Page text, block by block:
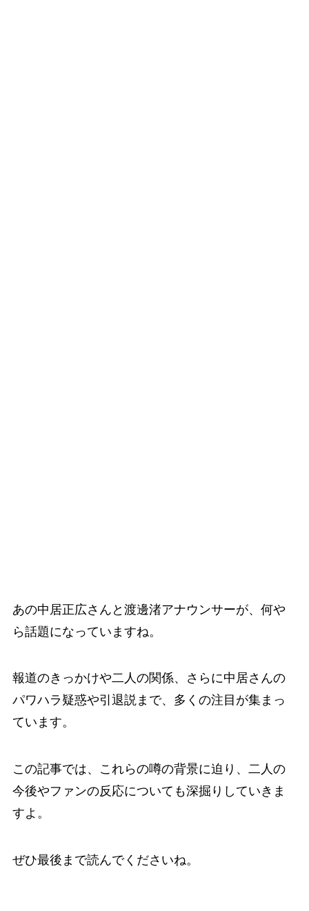
あの中居正広さんと渡邊渚アナウンサーが、何や
ら話題になっていますね。
報道のきっかけや二人の関係、さらに中居さんの
パワハラ疑惑や引退説まで、多くの注目が集まっ
ています。
この記事では、これらの噂の背景に迫り、二人の
今後やファンの反応についても深掘りしていきま
すよ。
ぜひ最後まで読んでくださいね。